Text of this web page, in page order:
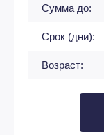
Сумма до:
Срок (дни):
Возраст: